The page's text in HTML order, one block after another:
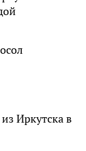
Иркутска в